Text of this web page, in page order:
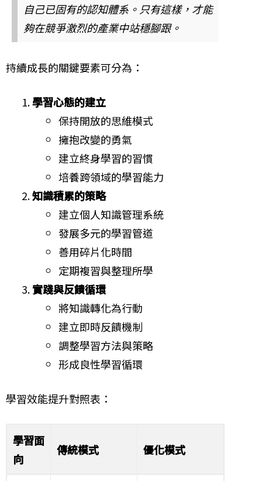
自己已固有的認知體系。只有這樣，才能
夠在競爭激烈的產業中站穩腳跟。
持續成長的關鍵要素可分為：
學習心態的建立
保持開放的思維模式
擁抱改變的勇氣
建立終身學習的習慣
培養跨領域的學習能力
知識積累的策略
建立個人知識管理系統
發展多元的學習管道
善用碎片化時間
定期複習與整理所學
實踐與反饋循環
將知識轉化為行動
建立即時反饋機制
調整學習方法與策略
形成良性學習循環
學習效能提升對照表：
學習面
向
傳統模式 優化模式